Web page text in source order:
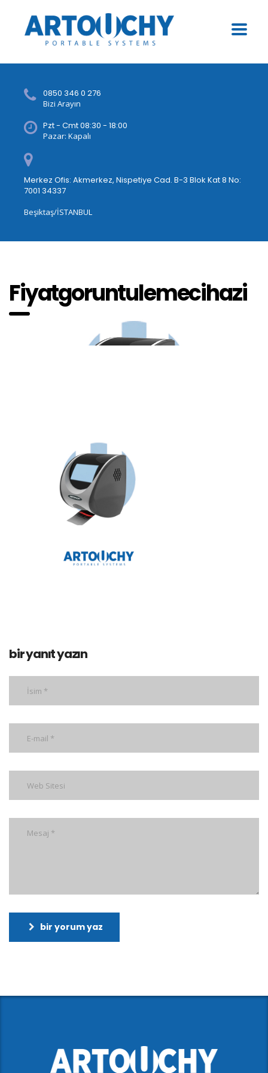
0850 346 0 276
Bizi Arayın
Pzt - Cmt 08:30 - 18:00
Pazar: Kapalı
Merkez Ofis: Akmerkez, Nispetiye Cad. B-3 Blok Kat 8 No:
7001 34337
Beşiktaş/İSTANBUL
Fiyatgoruntulemecihazi
bir yanıt yazın
bir yorum yaz